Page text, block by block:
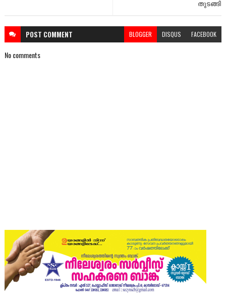
തുടങ്ങി
POST COMMENT BLOGGER DISQUS FACEBOOK
No comments